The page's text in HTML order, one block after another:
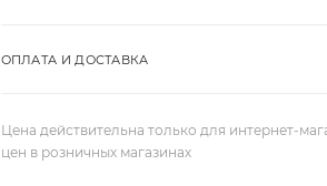
ОПЛАТА И ДОСТАВКА
Цена действительна только для интернет-
цен в розничных магазинах